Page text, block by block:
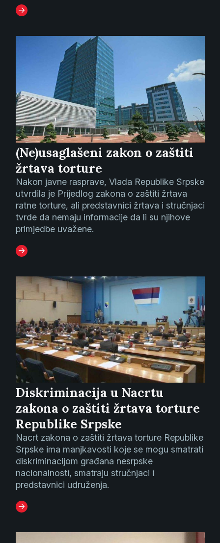
(Ne)usaglašeni zakon o zaštiti
žrtava torture
Nakon javne rasprave, Vlada Republike Srpske
utvrdila je Prijedlog zakona o zaštiti žrtava
ratne torture, ali predstavnici žrtava i stručnjaci
tvrde da nemaju informacije da li su njihove
primjedbe uvažene.
Diskriminacija u Nacrtu
zakona o zaštiti žrtava torture
Republike Srpske
Nacrt zakona o zaštiti žrtava torture Republike
Srpske ima manjkavosti koje se mogu smatrati
diskriminacijom građana nesrpske
nacionalnosti, smatraju stručnjaci i
predstavnici udruženja.